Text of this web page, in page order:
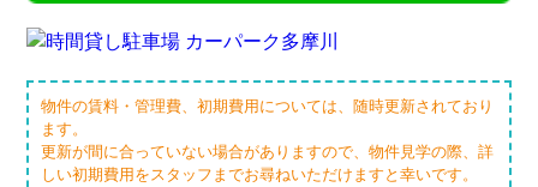
物件の賃料・管理費、初期費用については、随時更新されており
ます。
更新が間に合っていない場合がありますので、物件見学の際、詳
しい初期費用をスタッフまでお尋ねいただけますと幸いです。